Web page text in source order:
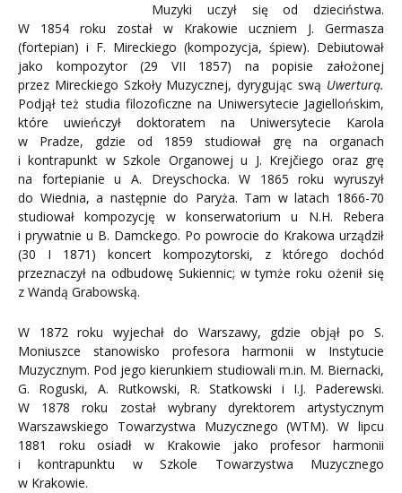
Muzyki uczył się od dzieciństwa.
W 1854 roku został w Krakowie uczniem J. Germasza
(fortepian) i F. Mireckiego (kompozycja, śpiew). Debiutował
jako kompozytor (29 VII 1857) na popisie założonej
przez Mireckiego Szkoły Muzycznej, dyrygując swą Uwerturą.
Podjął też studia filozoficzne na Uniwersytecie Jagiellońskim,
które uwieńczył doktoratem na Uniwersytecie Karola
w Pradze, gdzie od 1859 studiował grę na organach
i kontrapunkt w Szkole Organowej u J. Krejčiego oraz grę
na fortepianie u A. Dreyschocka. W 1865 roku wyruszył
do Wiednia, a następnie do Paryża. Tam w latach 1866-70
studiował kompozycję w konserwatorium u N.H. Rebera
i prywatnie u B. Damckego. Po powrocie do Krakowa urządził
(30 I 1871) koncert kompozytorski, z którego dochód
przeznaczył na odbudowę Sukiennic; w tymże roku ożenił się
z Wandą Grabowską.
W 1872 roku wyjechał do Warszawy, gdzie objął po S.
Moniuszce stanowisko profesora harmonii w Instytucie
Muzycznym. Pod jego kierunkiem studiowali m.in. M. Biernacki,
G. Roguski, A. Rutkowski, R. Statkowski i I.J. Paderewski.
W 1878 roku został wybrany dyrektorem artystycznym
Warszawskiego Towarzystwa Muzycznego (WTM). W lipcu
1881 roku osiadł w Krakowie jako profesor harmonii
i kontrapunktu w Szkole Towarzystwa Muzycznego
w Krakowie.